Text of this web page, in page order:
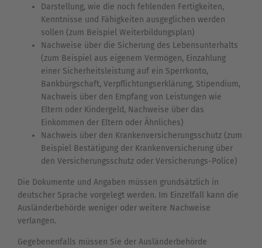
Darstellung, wie die noch fehlenden Fertigkeiten,
Kenntnisse und Fähigkeiten ausgeglichen werden
sollen (zum Beispiel Weiterbildungsplan)
Nachweise über die Sicherung des Lebensunterhalts
(zum Beispiel aus eigenem Vermögen, Einzahlung
einer Sicherheitsleistung auf ein Sperrkonto,
Bankbürgschaft, Verpflichtungserklärung, Stipendium,
Nachweis über den Empfang von Leistungen wie
Eltern oder Kindergeld, Nachweise über das
Einkommen der Eltern oder Ähnliches)
Nachweis über den Krankenversicherungsschutz (zum
Beispiel Bestätigung der Krankenversicherung über
den Versicherungsschutz oder Versicherungs-Police)
Die Dokumente und Angaben müssen grundsätzlich in
deutscher Sprache vorgelegt werden. Im Einzelfall kann die
Ausländerbehörde weniger oder weitere Nachweise
verlangen.
Gegebenenfalls müssen Sie der Ausländerbehörde